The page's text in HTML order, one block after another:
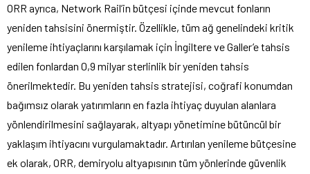
ORR ayrıca, Network Rail’in bütçesi içinde mevcut fonların
yeniden tahsisini önermiştir. Özellikle, tüm ağ genelindeki kritik
yenileme ihtiyaçlarını karşılamak için İngiltere ve Galler’e tahsis
edilen fonlardan 0,9 milyar sterlinlik bir yeniden tahsis
önerilmektedir. Bu yeniden tahsis stratejisi, coğrafi konumdan
bağımsız olarak yatırımların en fazla ihtiyaç duyulan alanlara
yönlendirilmesini sağlayarak, altyapı yönetimine bütüncül bir
yaklaşım ihtiyacını vurgulamaktadır. Artırılan yenileme bütçesine
ek olarak, ORR, demiryolu altyapısının tüm yönlerinde güvenlik